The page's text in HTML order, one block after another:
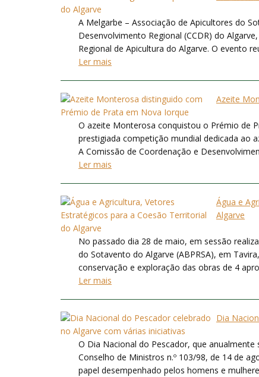
A Melgarbe – Associação de Apicultores do
Desenvolvimento Regional (CCDR) do
Regional de Apicultura do Algarve. O evento
Ler mais
Azeite
O azeite Monterosa conquistou o Prémio de
prestigiada competição mundial dedicada ao
A Comissão de Coordenação e
Ler mais
Água e
Algarve
No passado dia 28 de maio, em sessão
do Sotavento do Algarve (ABPRSA), em
conservação e exploração das obras de 4
Ler mais
Dia
O Dia Nacional do Pescador, que
Conselho de Ministros n.º 103/98, de 14 de
papel desempenhado pelos homens e